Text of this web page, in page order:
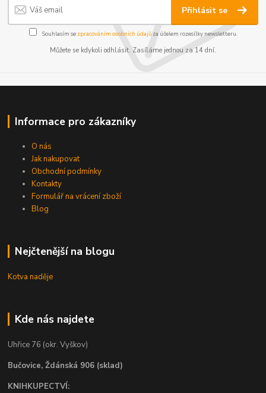
Přihlásit se
Souhlasím se zpracováním osobních údajůza účelem rozesílky newsletteru.
Můžete se kdykoli odhlásit. Zasíláme jednou za 14 dní.
Informace pro zákazníky
O nás
Jak nakupovat
Obchodní podmínky
Kontakty
Formulář na vrácení zboží
Blog
Nejčtenější na blogu
Kotva naděje
Kde nás najdete
Uhřice 76 (okr. Vyškov)
Bučovice, Ždánská 906 (sklad)
KNIHKUPECTVÍ: